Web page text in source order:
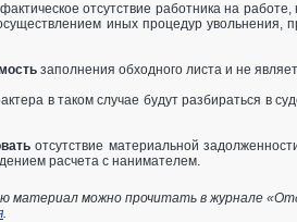
отсутствие работника на
иных процедур увольнения,
заполнения обходного листа и не
в таком случае будут разбираться в
отсутствие материальной
расчета с нанимателем.
можно прочитать в журнале
.